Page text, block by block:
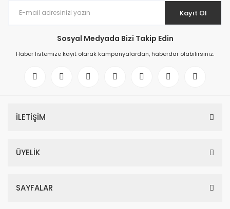
Kayıt Ol
Sosyal Medyada Bizi Takip Edin
Haber listemize kayıt olarak kampanyalardan, haberdar olabilirsiniz.
İLETİŞİM
ÜYELİK
SAYFALAR